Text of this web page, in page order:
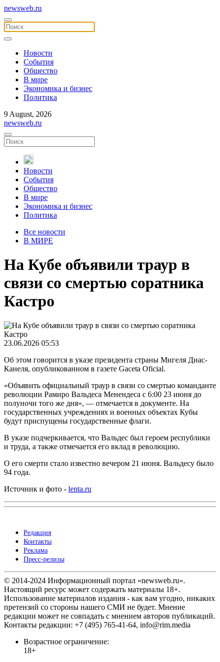
newsweb.ru
Новости
События
Общество
В мире
Экономика и бизнес
Политика
9 August, 2026
newsweb.ru
Новости
События
Общество
В мире
Экономика и бизнес
Политика
Все новости
В МИРЕ
На Кубе объявили траур в
связи со смертью соратника
Кастро
23.06.2026 05:53
Об этом говорится в указе президента страны Мигеля Диас-
Канеля, опубликованном в газете Gaceta Oficial.
«Объявить официальный траур в связи со смертью команданте
революции Рамиро Вальдеса Менендеса с 6:00 23 июня до
полуночи того же дня», — отмечается в документе. На
государственных учреждениях и военных объектах Кубы
будут приспущены государственные флаги.
В указе подчеркивается, что Вальдес был героем республики
и труда, а также отмечается его вклад в революцию.
О его смерти стало известно вечером 21 июня. Вальдесу было
94 года.
Источник и фото - lenta.ru
Редакция
Контакты
Реклама
Пресс-релизы
© 2014-2024 Информационный портал «newsweb.ru».
Настоящий ресурс может содержать материалы 18+.
Использование материалов издания - как вам угодно, никаких
претензий со стороны нашего СМИ не будет. Мнение
редакции может не совпадать с мнением авторов публикаций.
Контакты редакции: +7 (495) 765-41-64, info@rim.media
Возрастное ограничение:
18+